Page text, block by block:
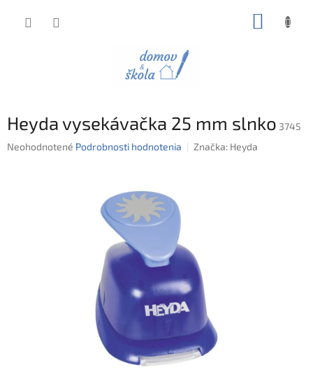
Heyda vysekávačka 25 mm slnko 3745
Priemerné
Neohodnotené Podrobnosti hodnotenia Značka: Heyda